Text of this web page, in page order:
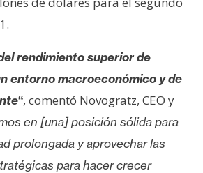
rendimiento superior de
entorno macroeconómico y de
“, comentó Novogratz, CEO y
en [una] posición sólida para
prolongada y aprovechar las
para hacer crecer